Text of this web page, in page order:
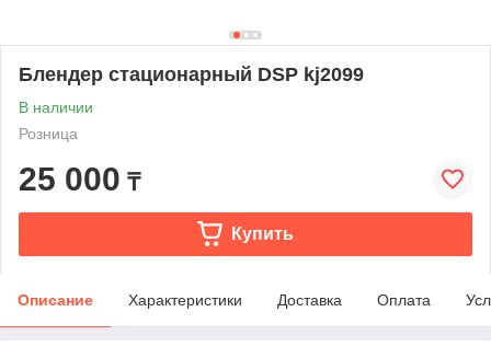
Блендер стационарный DSP kj2099
В наличии
Розница
25 000 ₸
Купить
Описание Характеристики Доставка Оплата